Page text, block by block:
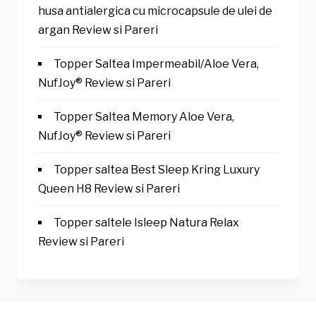
husa antialergica cu microcapsule de ulei de
argan Review si Pareri
Topper Saltea Impermeabil/Aloe Vera,
NufJoy® Review si Pareri
Topper Saltea Memory Aloe Vera,
NufJoy® Review si Pareri
Topper saltea Best Sleep Kring Luxury
Queen H8 Review si Pareri
Topper saltele Isleep Natura Relax
Review si Pareri